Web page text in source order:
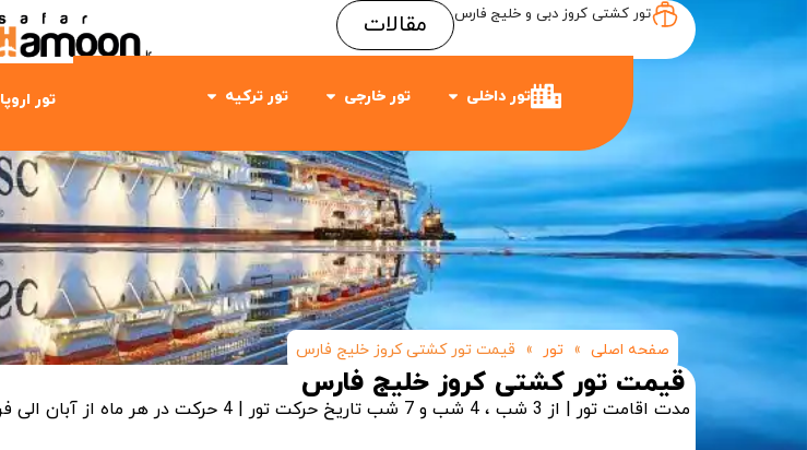
تور کشتی کروز دبی و خلیج فارس مقالات
تور داخلی تور خارجی تور ترکیه تور اروپا
Item #1
Item #3
صفحه اصلی » تور » قیمت تور کشتی کروز خلیج فارس
قیمت تور کشتی کروز خلیج فارس
مدت اقامت تور | از 3 شب ، 4 شب و 7 شب تاریخ حرکت تور | 4 حرکت در هر ماه از آبان الی فروردین ماه